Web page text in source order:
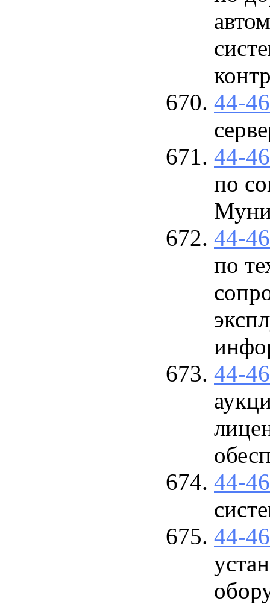
44-
44-
по
44-
по
44-
44-
44-